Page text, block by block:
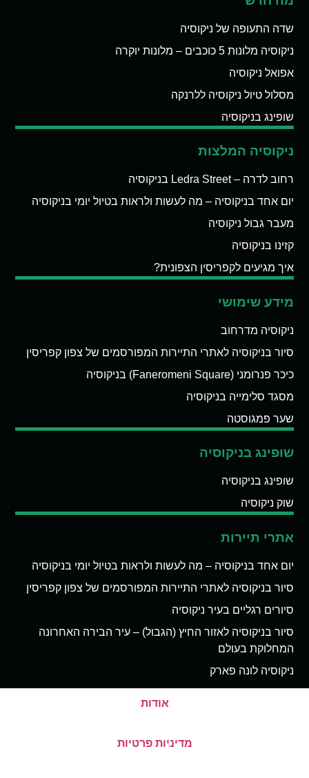
שדה התעופה של ניקוסיה
ניקוסיה מלונות 5 כוכבים – מלונות יוקרה
אפואל ניקוסיה
מסלול טיול ניקוסיה ללרנקה
שופינג בניקוסיה
ניקוסיה המלצות
רחוב לדרה – Ledra Street בניקוסיה
יום אחד בניקוסיה – מה לעשות ולראות בטיול יומי בניקוסיה
מעבר גבול ניקוסיה
קזינו בניקוסיה
איך מגיעים לקפריסין הצפונית?
מידע שימושי
ניקוסיה מדרחוב
סיור בניקוסיה לאתרי התיירות המפורסמים של צפון קפריסין
כיכר פנרומני (Faneromeni Square) בניקוסיה
מסגד סלימייה בניקוסיה
שער פמגוסטה
שופינג בניקוסיה
שופינג בניקוסיה
שוק ניקוסיה
אתרי תיירות
יום אחד בניקוסיה – מה לעשות ולראות בטיול יומי בניקוסיה
סיור בניקוסיה לאתרי התיירות המפורסמים של צפון קפריסין
סיורים רגליים בעיר ניקוסיה
סיור בניקוסיה לאזור החיץ (הגבול) – עיר הבירה האחרונה
המחלוקת בעולם
ניקוסיה לונה פארק
אודות
מדיניות פרטיות